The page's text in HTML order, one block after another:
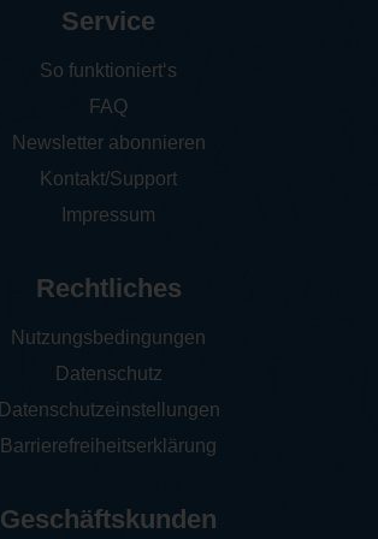
Service
So funktioniert‘s
FAQ
Newsletter abonnieren
Kontakt/Support
Impressum
Rechtliches
Nutzungsbedingungen
Datenschutz
Datenschutzeinstellungen
Barrierefreiheitserklärung
Geschäftskunden